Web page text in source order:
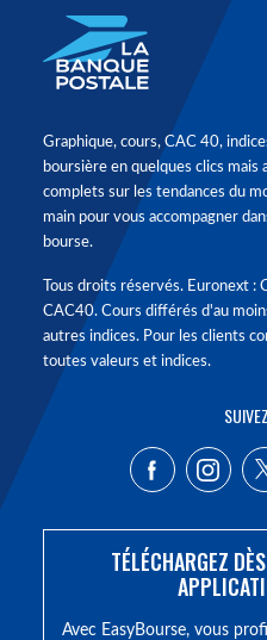
Graphique, cours, CAC 40,
boursière en quelques clics mais
complets sur les tendances du
main pour vous accompagner
bourse.
Tous droits réservés. Euronext :
CAC40. Cours différés d'au
autres indices. Pour les clients
toutes valeurs et indices.
TÉLÉCHARGEZ
Avec EasyBourse, vous